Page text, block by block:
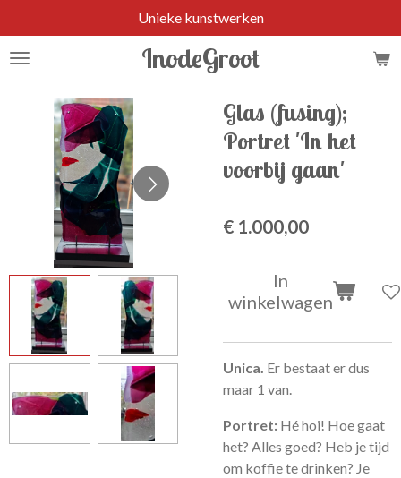
direct
naar
hoofdinhoud
InodeGroot
Unieke kunstwerken
Glas (fusing);
Portret 'In het
voorbij gaan'
€ 1.000,00
In
winkelwagen
Unica. Er bestaat er dus
maar 1 van.
Portret: Hé hoi! Hoe gaat
het? Alles goed? Heb je tijd
om koffie te drinken? Je